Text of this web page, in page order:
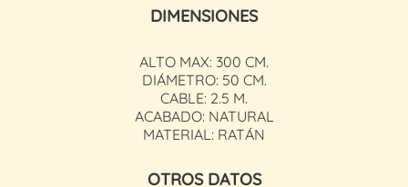
DIMENSIONES
ALTO MAX: 300 CM.
DIÁMETRO: 50 CM.
CABLE: 2.5 M.
ACABADO: NATURAL
MATERIAL: RATÁN
OTROS DATOS